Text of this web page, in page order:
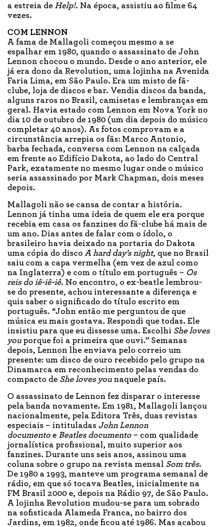
a estreia de Help!. Na época, assistiu ao filme 64
vezes.
COM LENNON
A fama de Mallagoli começou mesmo a se
espalhar em 1980, quando o assassinato de John
Lennon chocou o mundo. Desde o ano anterior, ele
já era dono da Revolution, uma lojinha na Avenida
Faria Lima, em São Paulo. Era um misto de fã-
clube, loja de discos e bar. Vendia discos da banda,
alguns raros no Brasil, camisetas e lembranças em
geral. Havia estado com Lennon em Nova York no
dia 10 de outubro de 1980 (um dia depois do músico
completar 40 anos). As fotos comprovam e a
circunstância arrepia os fãs: Marco Antonio,
barba fechada, conversa com Lennon na calçada
em frente ao Edifício Dakota, ao lado do Central
Park, exatamente no mesmo lugar onde o músico
seria assassinado por Mark Chapman, dois meses
depois.
Mallagoli não se cansa de contar a história.
Lennon já tinha uma ideia de quem ele era porque
recebia em casa os fanzines do fã-clube há mais de
um ano. Dias antes de falar com o ídolo, o
brasileiro havia deixado na portaria do Dakota
uma cópia do disco A hard day’s night, que no Brasil
saiu com a capa vermelha (em vez de azul como
na Inglaterra) e com o título em português – Os
reis do iê-iê-iê. No encontro, o ex-beatle lembrou-
se do presente, achou interessante a diferença e
quis saber o significado do título escrito em
português. “John então me perguntou de que
música eu mais gostava. Respondi que todas. Ele
insistiu para que eu dissesse uma. Escolhi She loves
youporque foi a primeira que ouvi.” Semanas
depois, Lennon lhe enviava pelo correio um
presente: um disco de ouro recebido pelo grupo na
Dinamarca em reconhecimento pelas vendas do
compacto de She loves younaquele país.
O assassinato de Lennon fez disparar o interesse
pela banda novamente. Em 1981, Mallagoli lançou
nacionalmente, pela Editora Três, duas revistas
especiais – intituladas John Lennon
documento e Beatles documento – com qualidade
jornalística profissional, muito superior aos
fanzines. Durante uns seis anos, assinou uma
coluna sobre o grupo na revista mensal Som três.
De 1980 a 1993, manteve um programa semanal de
rádio, em que só tocava Beatles, inicialmente na
FM Brasil 2000 e, depois na Rádio 97, de São Paulo.
A lojinha Revolution mudou-se para um sobrado
na sofisticada Alameda Franca, no bairro dos
Jardins, em 1982, onde ficou até 1986. Mas acabou